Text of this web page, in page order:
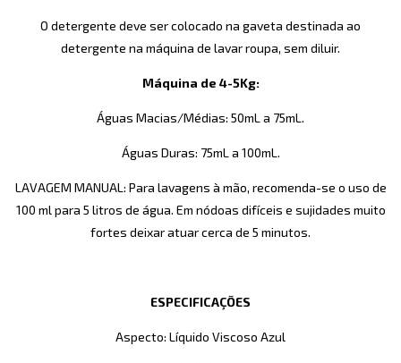
O detergente deve ser colocado na gaveta destinada ao
detergente na máquina de lavar roupa, sem diluir.
Máquina de 4-5Kg:
Águas Macias/Médias: 50mL a 75mL.
Águas Duras: 75mL a 100mL.
LAVAGEM MANUAL: Para lavagens à mão, recomenda-se o uso de
100 ml para 5 litros de água. Em nódoas difíceis e sujidades muito
fortes deixar atuar cerca de 5 minutos.
ESPECIFICAÇÕES
Aspecto: Líquido Viscoso Azul